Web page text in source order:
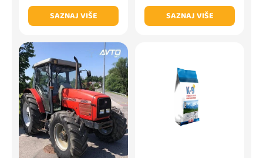
SAZNAJ VIŠE
SAZNAJ VIŠE